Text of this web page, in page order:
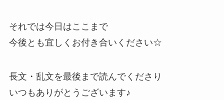
それでは今日はここまで
今後とも宜しくお付き合いください☆
長文・乱文を最後まで読んでくださり
いつもありがとうございます♪